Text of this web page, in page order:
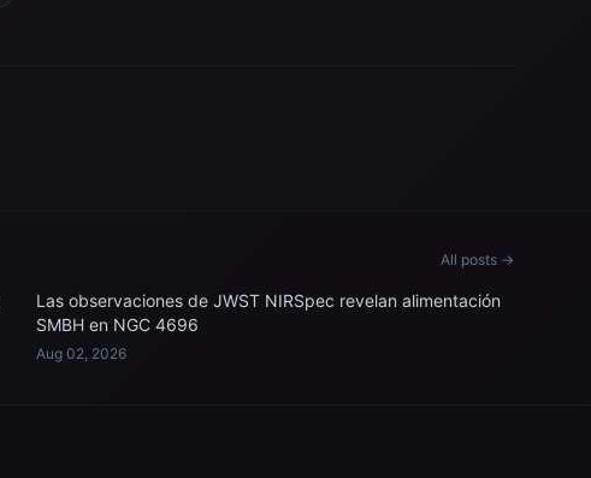
All posts →
Las observaciones de JWST NIRSpec revelan alimentación
SMBH en NGC 4696
Aug 02, 2026